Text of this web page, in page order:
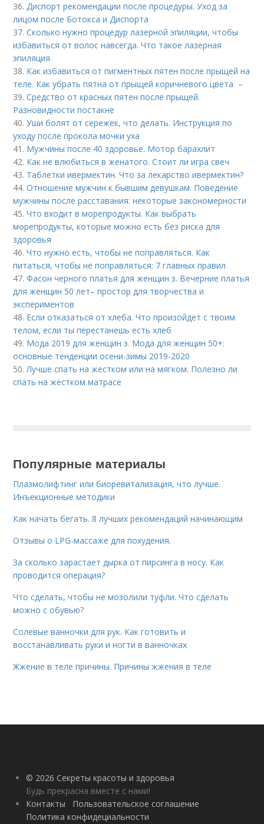
36.Диспорт рекомендации после процедуры. Уход за
лицом после Ботокса и Диспорта
37.Сколько нужно процедур лазерной эпиляции, чтобы
избавиться от волос навсегда. Что такое лазерная
эпиляция
38. Как избавиться от пигментных пятен после прыщей на
теле. Как убрать пятна от прыщей коричневого цвета –
39.Средство от красных пятен после прыщей.
Разновидности постакне
40.Уши болят от сережек, что делать. Инструкция по
уходу после прокола мочки уха
41. Мужчины после 40 здоровье. Мотор барахлит
42. Как не влюбиться в женатого. Стоит ли игра свеч
43. Таблетки ивермектин. Что за лекарство ивермектин?
44.Отношение мужчин к бывшим девушкам. Поведение
мужчины после расставания: некоторые закономерности
45.Что входит в морепродукты. Как выбрать
морепродукты, которые можно есть без риска для
здоровья
46.Что нужно есть, чтобы не поправляться. Как
питаться, чтобы не поправляться: 7 главных правил
47.Фасон черного платья для женщин з. Вечерние платья
для женщин 50 лет– простор для творчества и
экспериментов
48. Если отказаться от хлеба. Что произойдет с твоим
телом, если ты перестанешь есть хлеб
49. Мода 2019 для женщин з. Мода для женщин 50+:
основные тенденции осени-зимы 2019-2020
50.Лучше спать на жестком или на мягком. Полезно ли
спать на жестком матрасе
Популярные материалы
Плазмолифтинг или биоревитализация, что лучше.
Инъекционные методики
Как начать бегать. 8 лучших рекомендаций начинающим
Отзывы о LPG-массаже для похудения.
За сколько зарастает дырка от пирсинга в носу. Как
проводится операция?
Что сделать, чтобы не мозолили туфли. Что сделать
можно с обувью?
Солевые ванночки для рук. Как готовить и
восстанавливать руки и ногти в ванночках
Жжение в теле причины. Причины жжения в теле
© 2026 Секреты красоты и здоровья
Будь прекрасна вместе с нами!
Контакты
Пользовательское соглашение
Политика конфидециальности